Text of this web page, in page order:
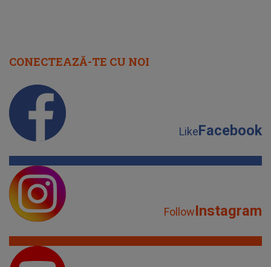
CONECTEAZĂ-TE CU NOI
LikeFacebook
FollowInstagram